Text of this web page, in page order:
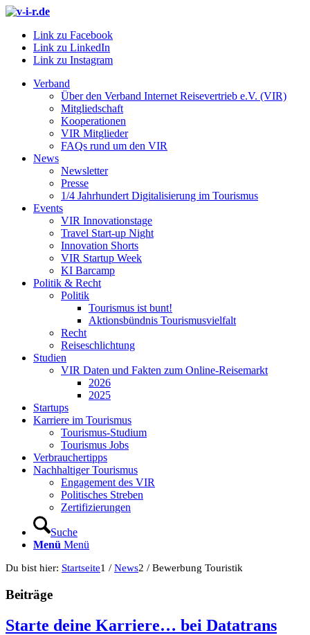
Link zu Facebook
Link zu LinkedIn
Link zu Instagram
Verband
Über den Verband Internet Reisevertrieb e.V. (VIR)
Mitgliedschaft
Kooperationen
VIR Mitglieder
FAQs rund um den VIR
News
Newsletter
Presse
1/4 Jahrhundert Digitalisierung im Tourismus
Events
VIR Innovationstage
Travel Start-up Night
Innovation Shorts
VIR Startup Week
KI Barcamp
Politik & Recht
Politik
Tourismus ist bunt!
Aktionsbündnis Tourismusvielfalt
Recht
Reiseschlichtung
Studien
VIR Daten und Fakten zum Online-Reisemarkt
2026
2025
Startups
Karriere im Tourismus
Tourismus-Studium
Tourismus Jobs
Verbrauchertipps
Nachhaltiger Tourismus
Engagement des VIR
Politisches Streben
Zertifizierungen
Suche
Menü Menü
Du bist hier: Startseite1 / News2 / Bewerbung Touristik
Beiträge
Starte deine Karriere… bei Datatrans